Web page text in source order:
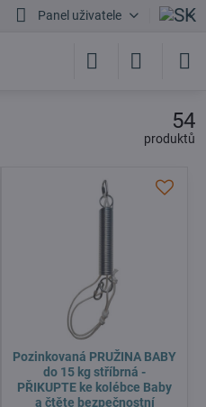
Panel uživatele
54
produktů
Pozinkovaná PRUŽINA BABY
do 15 kg stříbrná -
PŘIKUPTE ke kolébce Baby
a čtěte bezpečnostní